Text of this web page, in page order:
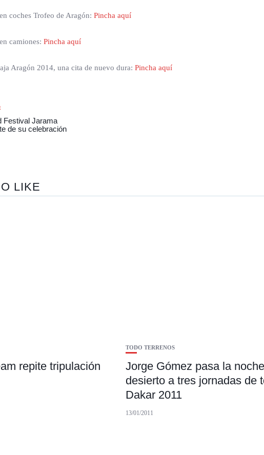
coches Trofeo de Aragón: Pincha aquí
camiones: Pincha aquí
Aragón 2014, una cita de nuevo dura: Pincha aquí
Festival Jarama
de su celebración
LIKE
repite tripulación
TODO TERRENOS
Jorge Gómez pasa la
desierto a tres jornadas de
Dakar 2011
13/01/2011